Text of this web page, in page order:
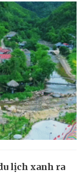
lịch xanh ra